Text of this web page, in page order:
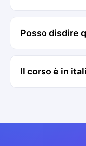
Posso disdire
Il corso è in